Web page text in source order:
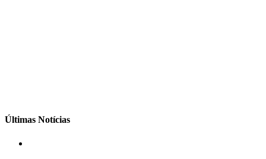
Últimas Notícias